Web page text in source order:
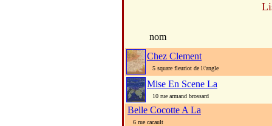
nom
Chez Clement
5 square fleuriot de l\'angle
Mise En Scene La
10 rue armand brossard
Belle Cocotte A La
6 rue cacault